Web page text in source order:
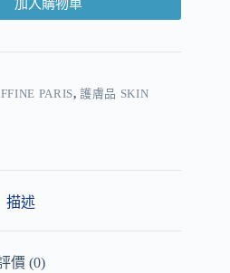
PARIS,護膚品 SKIN
描述
價 (0)